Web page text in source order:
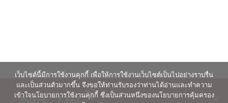
เว็บไซต์นี้มีการใช้งานคุกกี้ เพื่อให้การใช้งานเว็บไซต์เป็นไปอย่างราบรื่น
และเป็นส่วนตัวมากขึ้น จึงขอให้ท่านรับรองว่าท่านได้อ่านและทำความ
เข้าใจนโยบายการใช้งานคุกกี้ ซึ่งเป็นส่วนหนึ่งของนโยบายการคุ้มครอง